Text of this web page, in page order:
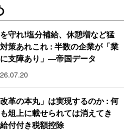
守れ!塩分補給、休憩増など猛
策あれこれ : 半数の企業が「業
支障あり」―帝国データ
改革の本丸」は実現するのか : 何
俎上に載せられては消えてき
付付き税額控除